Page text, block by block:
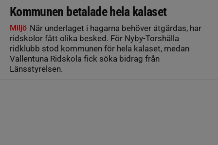
Kommunen betalade hela kalaset
Miljö När underlaget i hagarna behöver åtgärdas, har
ridskolor fått olika besked. För Nyby-Torshälla
ridklubb stod kommunen för hela kalaset, medan
Vallentuna Ridskola fick söka bidrag från
Länsstyrelsen.